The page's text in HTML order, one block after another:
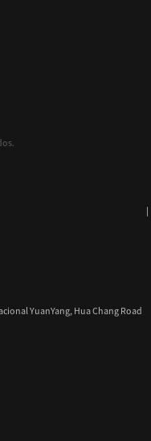
YuanYang, Hua Chang Road